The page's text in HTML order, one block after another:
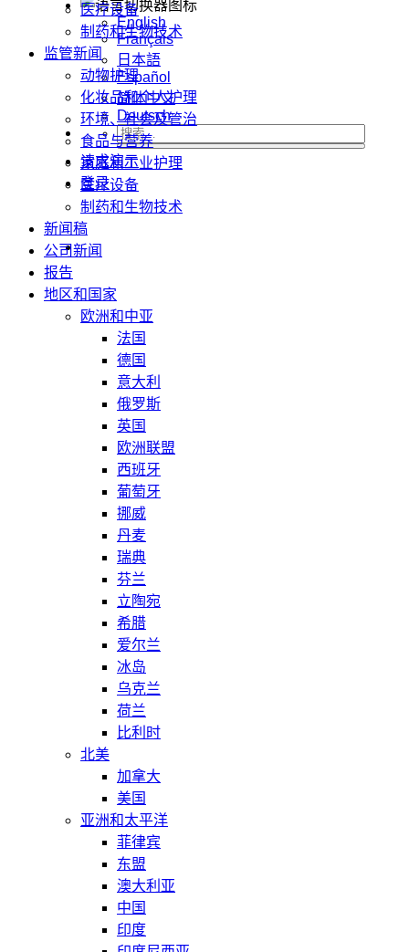
English
Français
日本語
Español
简体中文
Deutsch
请求演示
登录
医疗设备
制药和生物技术
监管新闻
动物护理
化妆品和个人护理
环境、社会及管治
食品与营养
家庭和工业护理
医疗设备
制药和生物技术
新闻稿
公司新闻
报告
地区和国家
欧洲和中亚
法国
德国
意大利
俄罗斯
英国
欧洲联盟
西班牙
葡萄牙
挪威
丹麦
瑞典
芬兰
立陶宛
希腊
爱尔兰
冰岛
乌克兰
荷兰
比利时
北美
加拿大
美国
亚洲和太平洋
菲律宾
东盟
澳大利亚
中国
印度